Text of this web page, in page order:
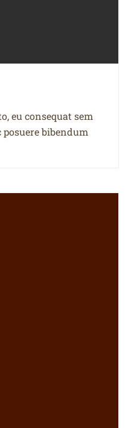
eu consequat sem
bibendum